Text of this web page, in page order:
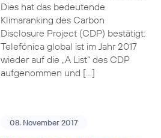
Dies hat das bedeutende
Klimaranking des Carbon
Disclosure Project (CDP) bestätigt:
Telefónica global ist im Jahr 2017
wieder auf die „A List“ des CDP
aufgenommen und […]
08. November 2017